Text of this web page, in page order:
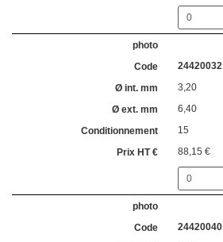
24420032
3,20
6,40
15
88,15 €
24420040